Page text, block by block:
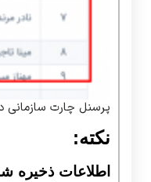
پرسنل چارت سازمانی
نکته:
اطلاعات ذخیره